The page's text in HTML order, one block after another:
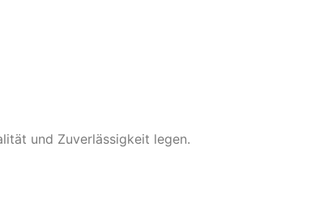
und Zuverlässigkeit legen.